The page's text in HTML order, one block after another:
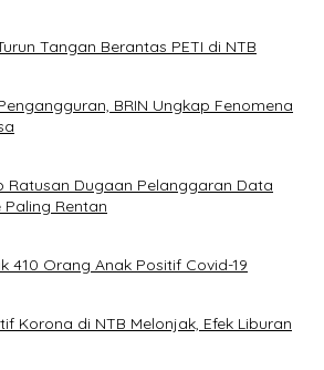
Tangan Berantas PETI di NTB
BRIN Ungkap Fenomena
Ratusan Dugaan Pelanggaran Data
Rentan
410 Orang Anak Positif Covid-19
Korona di NTB Melonjak, Efek Liburan